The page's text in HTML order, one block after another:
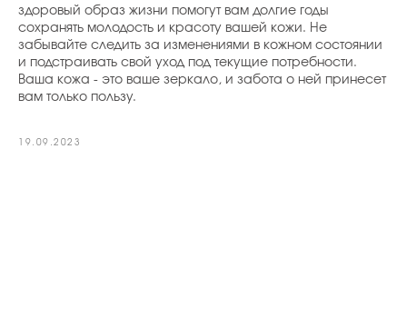
здоровый образ жизни помогут вам долгие годы
сохранять молодость и красоту вашей кожи. Не
забывайте следить за изменениями в кожном состоянии
и подстраивать свой уход под текущие потребности.
Ваша кожа - это ваше зеркало, и забота о ней принесет
вам только пользу.
19.09.2023